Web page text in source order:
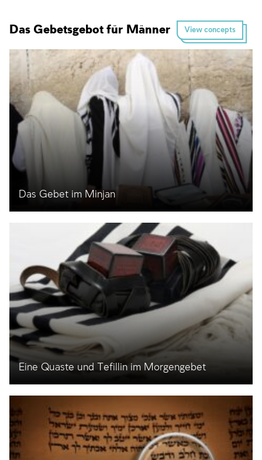
View concepts
Das Gebetsgebot für Männer
Das Gebet im Minjan
Eine Quaste und Tefillin im Morgengebet